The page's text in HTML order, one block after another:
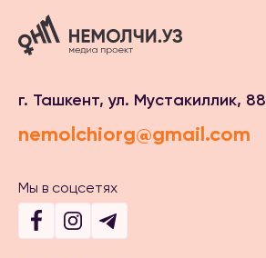
г. Ташкент, ул. Мустакиллик, 88
nemolchiorg@gmail.com
Мы в соцсетях